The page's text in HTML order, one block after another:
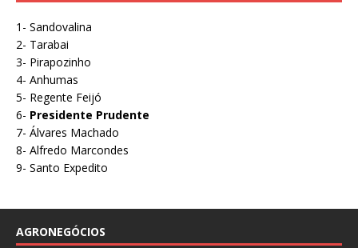
1- Sandovalina
2- Tarabai
3- Pirapozinho
4- Anhumas
5- Regente Feijó
6- Presidente Prudente
7- Álvares Machado
8- Alfredo Marcondes
9- Santo Expedito
AGRONEGÓCIOS